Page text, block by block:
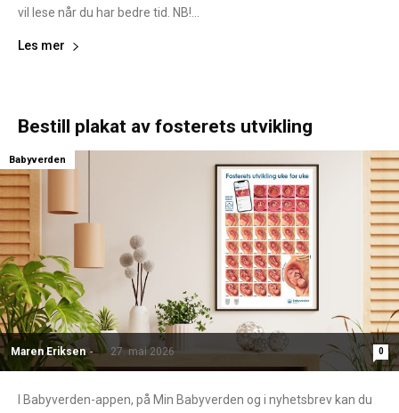
vil lese når du har bedre tid. NB!...
Les mer
Bestill plakat av fosterets utvikling
Maren Eriksen - 27. mai 2026 0
Babyverden
I Babyverden-appen, på Min Babyverden og i nyhetsbrev kan du